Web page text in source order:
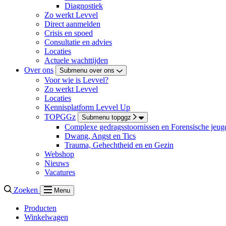
Diagnostiek
Zo werkt Levvel
Direct aanmelden
Crisis en spoed
Consultatie en advies
Locaties
Actuele wachttijden
Over ons
Submenu over ons
Voor wie is Levvel?
Zo werkt Levvel
Locaties
Kennisplatform Levvel Up
TOPGGz
Submenu topggz
Complexe gedragsstoornissen en Forensische
Dwang, Angst en Tics
Trauma, Gehechtheid en en Gezin
Webshop
Nieuws
Vacatures
Zoeken Menu
Producten
Winkelwagen